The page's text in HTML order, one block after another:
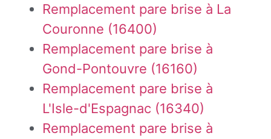
Remplacement pare brise à La
Couronne (16400)
Remplacement pare brise à
Gond-Pontouvre (16160)
Remplacement pare brise à
L'Isle-d'Espagnac (16340)
Remplacement pare brise à